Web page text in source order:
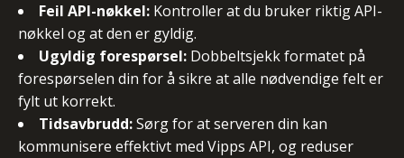
Feil API-nøkkel: Kontroller at du bruker riktig API-
nøkkel og at den er gyldig.
Ugyldig forespørsel: Dobbeltsjekk formatet på
forespørselen din for å sikre at alle nødvendige felt er
fylt ut korrekt.
Tidsavbrudd:Sørg for at serveren din kan
kommunisere effektivt med Vipps API, og reduser